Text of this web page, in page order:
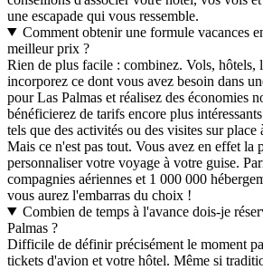
une escapade qui vous ressemble.
Comment obtenir une formule vacances
meilleur prix ?
Rien de plus facile : combinez. Vols, hôtels,
incorporez ce dont vous avez besoin dans
pour Las Palmas et réalisez des économies
bénéficierez de tarifs encore plus
tels que des activités ou des visites sur place
Mais ce n'est pas tout. Vous avez en effet la
personnaliser votre voyage à votre guise.
compagnies aériennes et 1 000 000
vous aurez l'embarras du choix !
Combien de temps à l'avance dois-je
Palmas ?
Difficile de définir précisément le moment
tickets d'avion et votre hôtel. Même si